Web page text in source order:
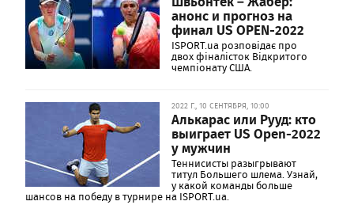
анонс и прогноз на
финал US OPEN-2022
ISPORT.ua розповідає про
двох фіналісток Відкритого
чемпіонату США.
2022 Г., 10 СЕНТЯБРЯ, 10:00
Алькарас или Рууд: кто
выиграет US Open-2022
у мужчин
Теннисисты разыгрывают
титул Большего шлема. Узнай,
у какой команды больше
шансов на победу в турнире на ISPORT.ua.